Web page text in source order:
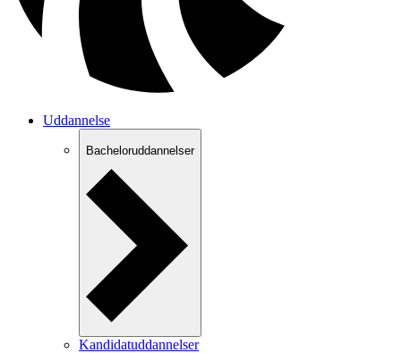
Uddannelse
Bacheloruddannelser
Kandidatuddannelser